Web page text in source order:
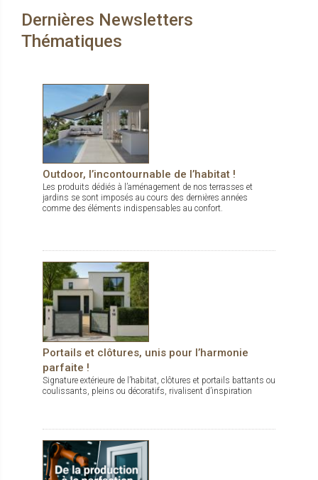
Dernières Newsletters
Thématiques
Outdoor, l’incontournable de l’habitat !
Les produits dédiés à l’aménagement de nos terrasses et
jardins se sont imposés au cours des dernières années
comme des éléments indispensables au confort.
Portails et clôtures, unis pour l’harmonie
parfaite !
Signature extérieure de l’habitat, clôtures et portails battants ou
coulissants, pleins ou décoratifs, rivalisent d’inspiration